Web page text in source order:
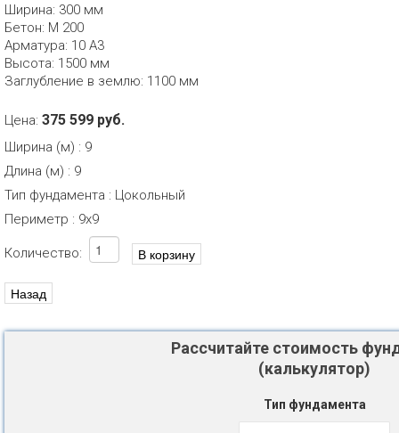
Ширина: 300 мм
Бетон: М 200
Арматура: 10 А3
Высота: 1500 мм
Заглубление в землю: 1100 мм
Цена: 375 599 руб.
Ширина (м) : 9
Длина (м) : 9
Тип фундамента : Цокольный
Периметр : 9х9
Количество:
Рассчитайте стоимость
(калькулятор)
Тип фундамента